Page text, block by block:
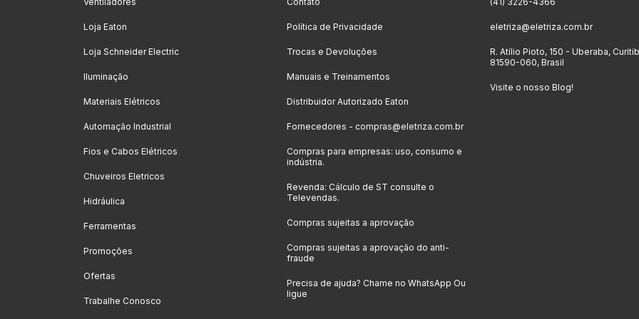
Loja Eaton
Loja Schneider Electric
Iluminação
Materiais Elétricos
Automação Industrial
Fios e Cabos Elétricos
Chuveiros Eletricos
Hidráulica
Ferramentas
Promoções
Ofertas
Trabalhe Conosco
Política de Privacidade
Trocas e Devoluções
Manuais e Treinamentos
Distribuidor Autorizado Eaton
Fornecedores - compras@eletriza.com.br
Compras para empresas: uso, consumo e
indústria.
Revenda: Cálculo de ST consulte o
Televendas.
Compras sujeitas a aprovação
Compras sujeitas a aprovação do anti-
fraude
Precisa de ajuda? Chame no WhatsApp Ou
ligue
eletriza@eletriza.com.br
R. Atílio Pioto, 150 - Uberaba,
81590-060, Brasil
Visite o nosso Blog!